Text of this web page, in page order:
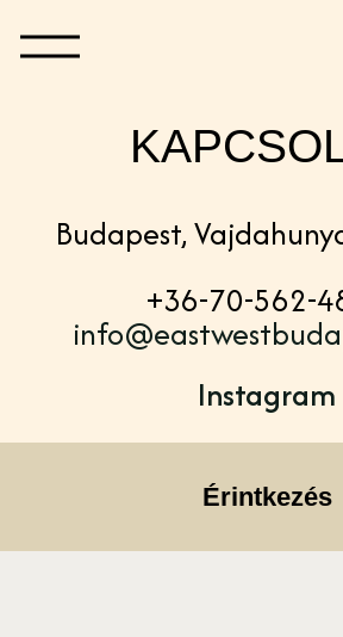
Budapest, Vajdahunyad utca 30
+36-70-562-4881
info@eastwestbudapest.com
Instagram
Érintkezés